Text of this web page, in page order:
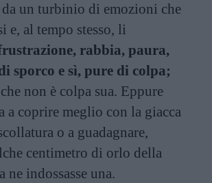
da un turbinio di emozioni che
e, al tempo stesso, li
rabbia, paura,
sporco e sì, pure di colpa;
non è colpa sua. Eppure
a coprire meglio con la giacca
o a guadagnare,
centimetro di orlo della
ne indossasse una.